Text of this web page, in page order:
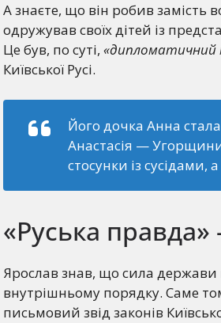
А знаєте, що він робив замість
одружував своїх дітей із
Це був, по суті, «дипломатичний
Київської Русі.
Його дочка Анна
Анастасія —
стосунки із сусідами,
«Руська
Ярослав знав, що сила держави
внутрішньому порядку. Саме
письмовий звід законів